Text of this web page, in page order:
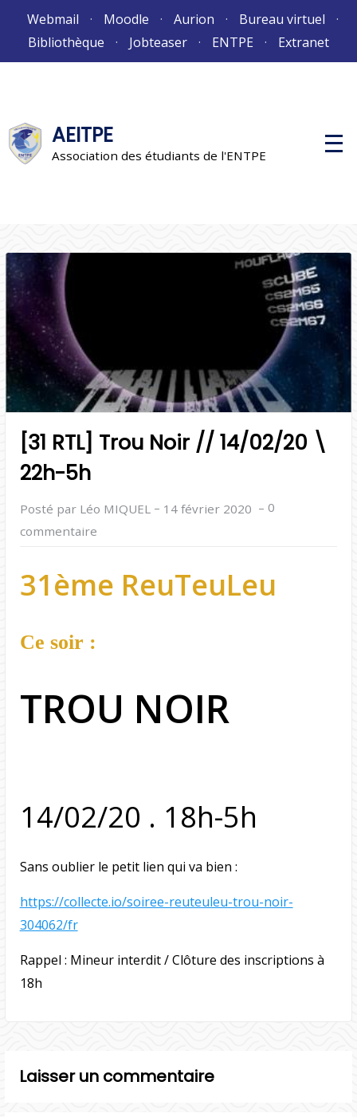
Webmail Moodle Aurion
Bureau virtuel
Bibliothèque
Jobteaser ENTPE Extranet
AEITPE
Association des étudiants de l'ENTPE
M
e
i
p
[31 RTL] Trou Noir // 14/02/20 \
22h-5h
Posté par Léo MIQUEL – 14 février 2020 – 0
commentaire
31ème ReuTeuLeu
Ce soir :
TROU NOIR
14/02/20 . 18h-5h
Sans oublier le petit lien qui va bien :
https://collecte.io/soiree-reuteuleu-trou-noir-
304062/fr
Rappel : Mineur interdit / Clôture des inscriptions à
18h
Laisser un commentaire